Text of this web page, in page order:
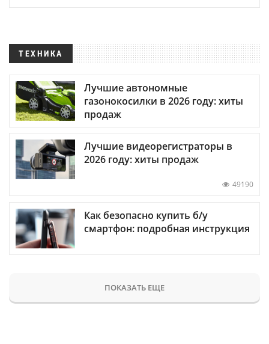
ТЕХНИКА
Лучшие автономные
газонокосилки в 2026 году: хиты
продаж
Лучшие видеорегистраторы в
2026 году: хиты продаж
49190
Как безопасно купить б/у
смартфон: подробная инструкция
ПОКАЗАТЬ ЕЩЕ